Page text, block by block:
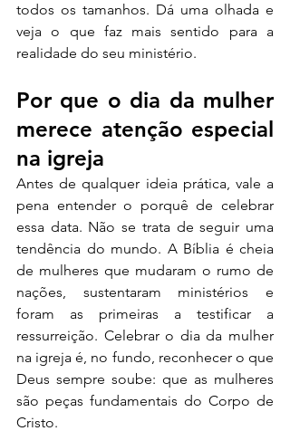
todos os tamanhos. Dá uma olhada e
veja o que faz mais sentido para a
realidade do seu ministério.
Por que o dia da mulher
merece atenção especial
na igreja
Antes de qualquer ideia prática, vale a
pena entender o porquê de celebrar
essa data. Não se trata de seguir uma
tendência do mundo. A Bíblia é cheia
de mulheres que mudaram o rumo de
nações, sustentaram ministérios e
foram as primeiras a testificar a
ressurreição. Celebrar o dia da mulher
na igreja é, no fundo, reconhecer o que
Deus sempre soube: que as mulheres
são peças fundamentais do Corpo de
Cristo.